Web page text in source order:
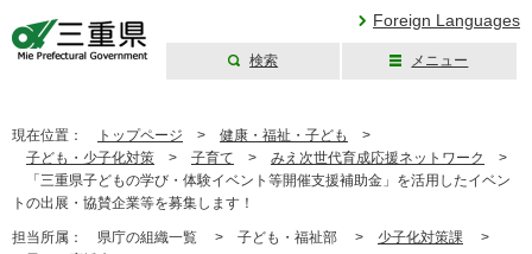
Foreign Languages
検索 メニュー
現在位置： トップページ > 健康・福祉・子ども
>
子ども・少子化対策 > 子育て > みえ次世代育成応援ネットワーク
>
「三重県子どもの学び・体験イベント等開催支援補助金」を活用したイベン
トの出展・協賛企業等を募集します！
担当所属： 県庁の組織一覧 > 子ども・福祉部 > 少子化対策課 >